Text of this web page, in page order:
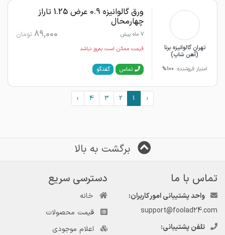
تهران گالوانیزه برنا
(آهن شاپ)
امتیاز فروشنده: 100%
ورق گالوانیزه 0.9 عرض 1.25 تاراز
چهارمحال
7 ماه پیش 89,000 تومان
قیمت ممکن است به‌روز نباشد
تماس گفتگو
‹
1
2
3
4
›
برگشت به بالا
تماس با ما
واحد پشتیبانی امور کاربران:
support@foolad24.com
تلفن پشتیبانی:
دسترسی سریع
خانه
قیمت محصولات
اعلام موجودی